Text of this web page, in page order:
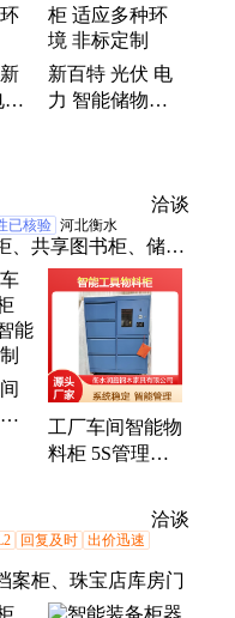
、启动粉、水阻柜、
作电压、专一定制
力
新百特 光伏 电
力 智能储物柜
洽谈
已核验 河北衡水
、共享图书柜、储物
存包柜、智能工具
锈钢智能柜、太空舱
工厂车间智能物
料柜 5S管理工
台配套储物柜
支持定制
洽谈
回复及时 出价迅速
案柜、珠宝店库房门